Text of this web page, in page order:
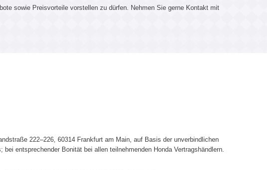
sowie Preisvorteile vorstellen zu dürfen. Nehmen Sie gerne Kontakt mit
222–226, 60314 Frankfurt am Main, auf Basis der unverbindlichen
entsprechender Bonität bei allen teilnehmenden Honda Vertragshändlern.